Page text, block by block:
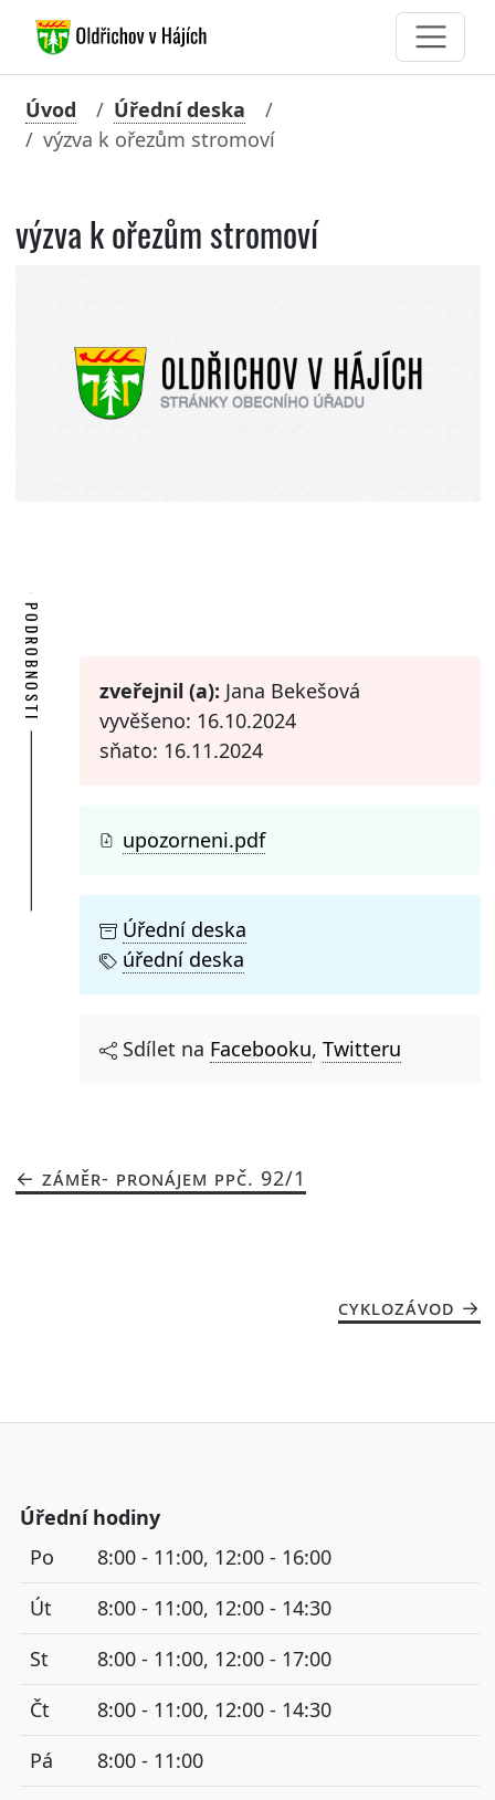
Úvod
Úřední deska
výzva k ořezům stromoví
výzva k ořezům stromoví
PODROBNOSTI zveřejnil (a): Jana Bekešová
vyvěšeno: 16.10.2024
sňato: 16.11.2024
upozorneni.pdf
Úřední deska
úřední deska
Sdílet na Facebooku, Twitteru
ZÁMĚR- PRONÁJEM PPČ. 92/1
CYKLOZÁVOD
Úřední hodiny
Po
8:00 - 11:00, 12:00 - 16:00
Út
8:00 - 11:00, 12:00 - 14:30
St
8:00 - 11:00, 12:00 - 17:00
Čt
8:00 - 11:00, 12:00 - 14:30
Pá
8:00 - 11:00